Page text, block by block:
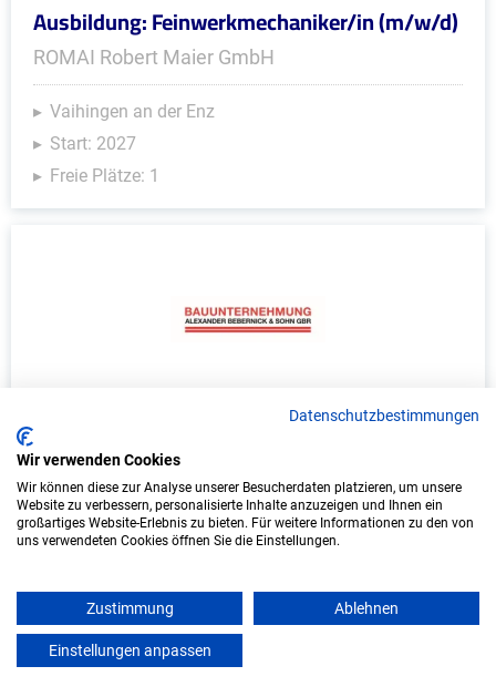
Ausbildung: Feinwerkmechaniker/in (m/w/d)
ROMAI Robert Maier GmbH
Vaihingen an der Enz
Start: 2027
Freie Plätze: 1
Bauunternehmung A. Bebernick & Sohn GbR
Illingen, Württemberg
Start: 2027
Datenschutzbestimmungen
Wir verwenden Cookies
Wir können diese zur Analyse unserer Besucherdaten platzieren, um unsere
Website zu verbessern, personalisierte Inhalte anzuzeigen und Ihnen ein
großartiges Website-Erlebnis zu bieten. Für weitere Informationen zu den von
uns verwendeten Cookies öffnen Sie die Einstellungen.
Zustimmung Ablehnen
Einstellungen anpassen